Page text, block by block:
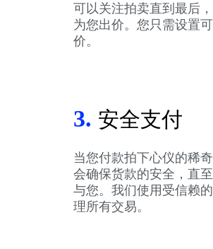
可以关注拍卖直到最后
为您出价。您只需设置
价。
3. 安全支付
当您付款拍下心仪的稀
会确保货款的安全，直
与您。我们使用受信赖
理所有交易。